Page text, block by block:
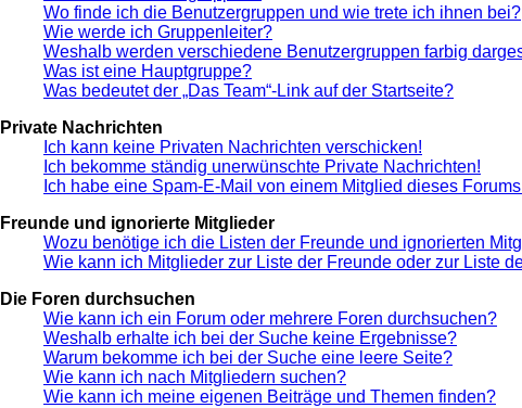
Wo finde ich die Benutzergruppen und wie trete ich ihnen bei?
Wie werde ich Gruppenleiter?
Weshalb werden verschiedene Benutzergruppen farbig
Was ist eine Hauptgruppe?
Was bedeutet der „Das Team“-Link auf der Startseite?
Private Nachrichten
Ich kann keine Privaten Nachrichten verschicken!
Ich bekomme ständig unerwünschte Private Nachrichten!
Ich habe eine Spam-E-Mail von einem Mitglied dieses
Freunde und ignorierte Mitglieder
Wozu benötige ich die Listen der Freunde und ignorierten
Wie kann ich Mitglieder zur Liste der Freunde oder zur Liste
Die Foren durchsuchen
Wie kann ich ein Forum oder mehrere Foren durchsuchen?
Weshalb erhalte ich bei der Suche keine Ergebnisse?
Warum bekomme ich bei der Suche eine leere Seite?
Wie kann ich nach Mitgliedern suchen?
Wie kann ich meine eigenen Beiträge und Themen finden?